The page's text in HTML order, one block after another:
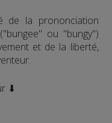
de la prononciation
("bungee" ou "bungy")
et de la liberté,
⬇